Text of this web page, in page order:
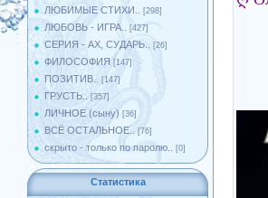
ЛЮБИМЫЕ СТИХИ.. [298]
ЛЮБОВЬ - ИГРА.. [427]
СЕРИЯ - АХ, СУДАРЬ.. [26]
ФИЛОСОФИЯ [147]
ПОЗИТИВ.. [147]
ГРУСТЬ.. [357]
ЛИЧНОЕ (сыну) [36]
ВСЁ ОСТАЛЬНОЕ.. [76]
скрыто - только по паролю.. [0]
Статистика